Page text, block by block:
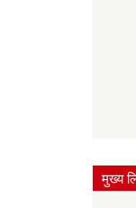
मुख्य